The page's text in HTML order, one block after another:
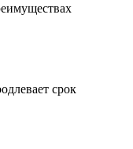
срок